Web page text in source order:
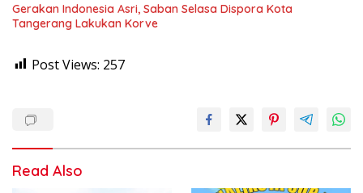
Gerakan Indonesia Asri, Saban Selasa Dispora Kota
Tangerang Lakukan Korve
Post Views: 257
Read Also